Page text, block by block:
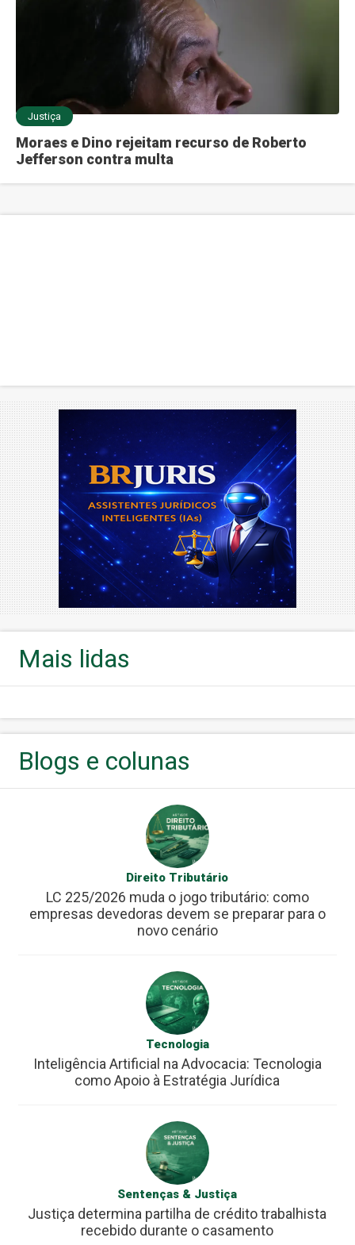
Justiça
Moraes e Dino rejeitam recurso de Roberto
Jefferson contra multa
Mais lidas
Blogs e colunas
Direito Tributário
LC 225/2026 muda o jogo tributário: como
empresas devedoras devem se preparar para o
novo cenário
Tecnologia
Inteligência Artificial na Advocacia: Tecnologia
como Apoio à Estratégia Jurídica
Sentenças & Justiça
Justiça determina partilha de crédito trabalhista
recebido durante o casamento